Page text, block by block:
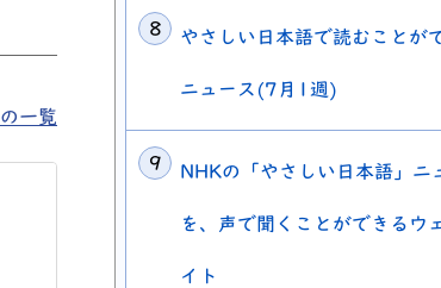
一覧
やさしい日本語で読むことが
ニュース(7月1週)
NHKの「やさしい日本語」ニ
を、声で聞くことができるウ
イト